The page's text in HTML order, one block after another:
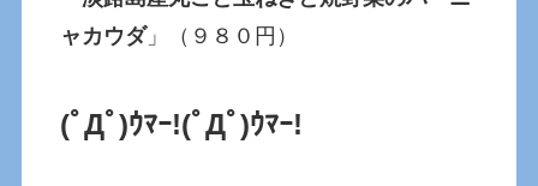
ャカウダ」（９８０円）
(ﾟДﾟ)ｳﾏｰ!(ﾟДﾟ)ｳﾏｰ!